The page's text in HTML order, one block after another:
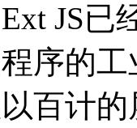
JS已
序的
百计